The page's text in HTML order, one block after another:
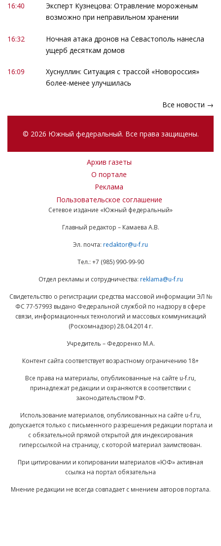
16:40
Эксперт Кузнецова: Отравление мороженым
возможно при неправильном хранении
16:32
Ночная атака дронов на Севастополь нанесла
ущерб десяткам домов
16:09
Хуснуллин: Ситуация с трассой «Новороссия»
более-менее улучшилась
Все новости →
© 2026 Южный федеральный. Все права защищены.
Архив газеты
О портале
Реклама
Пользовательское соглашение
Сетевое издание «Южный федеральный»
Главный редактор – Камаева А.В.
Эл. почта: redaktor@u-f.ru
Тел.: +7 (985) 990-99-90
Отдел рекламы и сотрудничества: reklama@u-f.ru
Свидетельство о регистрации средства массовой информации ЭЛ №
ФС 77-57993 выдано Федеральной службой по надзору в сфере
связи, информационных технологий и массовых коммуникаций
(Роскомнадзор) 28.04.2014 г.
Учредитель – Федоренко М.А.
Контент сайта соответствует возрастному ограничению 18+
Все права на материалы, опубликованные на сайте u-f.ru,
принадлежат редакции и охраняются в соответствии с
законодательством РФ.
Использование материалов, опубликованных на сайте u-f.ru,
допускается только с письменного разрешения редакции портала и
с обязательной прямой открытой для индексирования
гиперссылкой на страницу, с которой материал заимствован.
При цитировании и копировании материалов «ЮФ» активная
ссылка на портал обязательна
Мнение редакции не всегда совпадает с мнением авторов портала.